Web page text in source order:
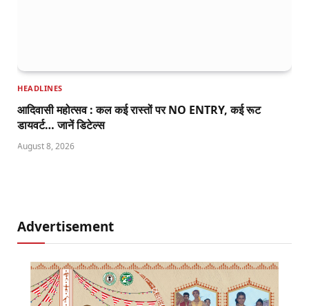
HEADLINES
आदिवासी महोत्सव : कल कई रास्तों पर NO ENTRY, कई रूट
डायवर्ट… जानें डिटेल्स
August 8, 2026
Advertisement